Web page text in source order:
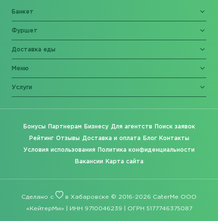
Банкет
Фуршет
Доставка еды
Меню
Услуги
Бонусы Партнерам Бизнесу Для агентств Поиск заявок
Рейтинг Отзывы Доставка и оплата Блог Контакты
Условия использования Политика конфиденциальности
Вакансии Карта сайта
Сделано с в Хабаровске © 2016-2026 CaterMe ООО
«КейтерМи» | ИНН 9710046239 | ОГРН 5177746375087